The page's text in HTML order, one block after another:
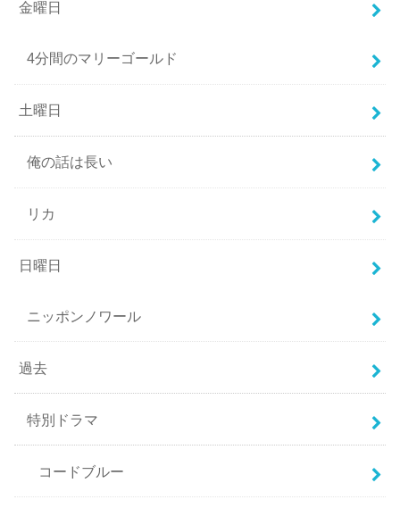
金曜日
4分間のマリーゴールド
土曜日
俺の話は長い
リカ
日曜日
ニッポンノワール
過去
特別ドラマ
コードブルー